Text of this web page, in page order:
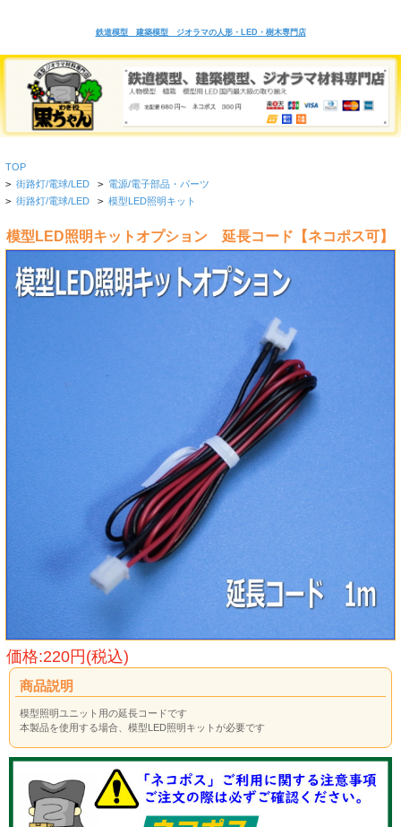
鉄道模型 建築模型 ジオラマの人形・LED・樹木専門店
TOP
> 街路灯/電球/LED > 電源/電子部品・パーツ
> 街路灯/電球/LED > 模型LED照明キット
模型LED照明キットオプション 延長コード【ネコポス可】
価格:220円(税込)
商品説明
模型照明ユニット用の延長コードです
本製品を使用する場合、模型LED照明キットが必要です